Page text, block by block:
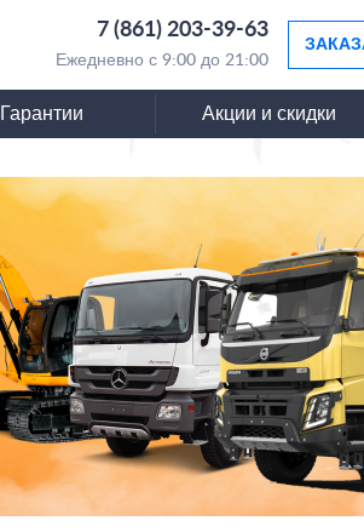
7 (861) 203-39-63
Ежедневно с 9:00 до 21:00
Гарантии Акции и скидки